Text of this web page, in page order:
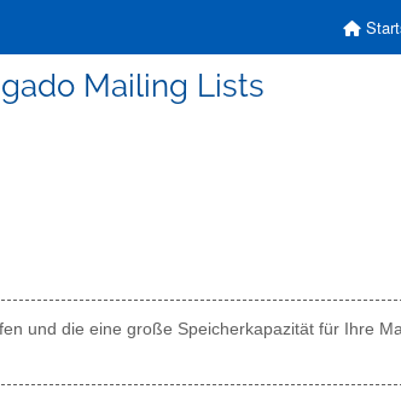
Mailing Lists
und die eine große Speicherkapazität für Ihre